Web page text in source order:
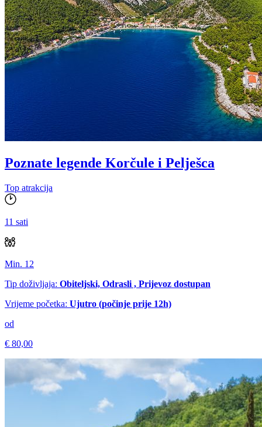
Poznate legende Korčule i Pelješca
Top atrakcija
11 sati
Min. 12
Tip doživljaja: Obiteljski, Odrasli , Prijevoz dostupan
Vrijeme početka: Ujutro (počinje prije 12h)
od
€ 80,00